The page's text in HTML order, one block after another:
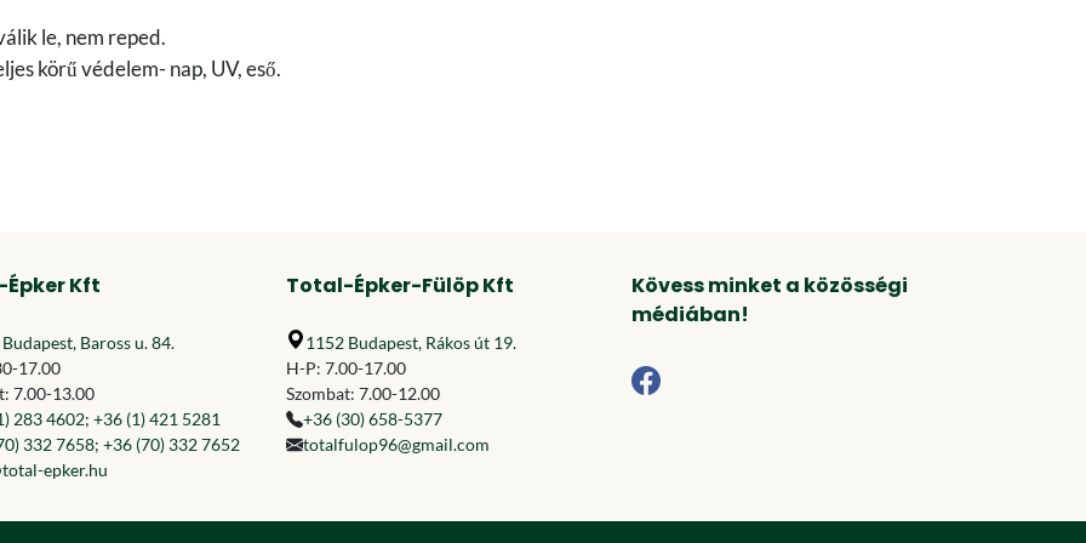
le, nem reped.
körű védelem- nap, UV, eső.
Kft
Baross u. 84.
17.00
7.00-13.00
283 4602; +36 (1) 421 5281
332 7658; +36 (70) 332 7652
epker.hu
Total-Épker-Fülöp Kft
1152 Budapest, Rákos út 19.
H-P: 7.00-17.00
Szombat: 7.00-12.00
+36 (30) 658-5377
totalfulop96@gmail.com
Kövess minket a közösségi
médiában!